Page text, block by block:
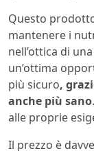
Questo
mantenere i
nell’ottica di
un’ottima
più sicuro,
anche più sano
alle proprie
Il prezzo è